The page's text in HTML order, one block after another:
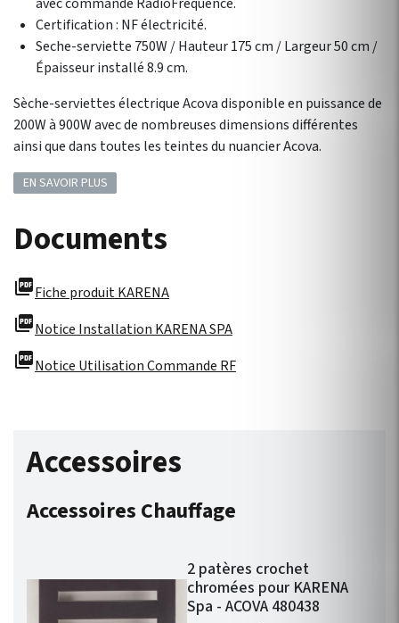
Certification : NF électricité.
Seche-serviette 750W / Hauteur 175 cm / Largeur 50 cm /
Épaisseur installé 8.9 cm.
Sèche-serviettes électrique Acova disponible en puissance de
200W à 900W avec de nombreuses dimensions différentes
ainsi que dans toutes les teintes du nuancier Acova.
EN SAVOIR PLUS
Documents
picture_as_pdfFiche produit KARENA
picture_as_pdfNotice Installation KARENA SPA
picture_as_pdfNotice Utilisation Commande RF
Accessoires
Accessoires Chauffage
2 patères crochet
chromées pour KARENA
Spa - ACOVA 480438